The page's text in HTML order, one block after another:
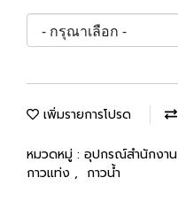
เพิ่มรายการโปรด
หมวดหมู่ : อุปกรณ์สำนักงาน
กาวแท่ง , กาวน้ำ